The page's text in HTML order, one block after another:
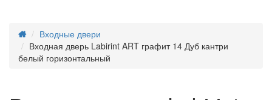
Входные двери
Входная дверь Labirint ART графит 14 Дуб кантри
белый горизонтальный